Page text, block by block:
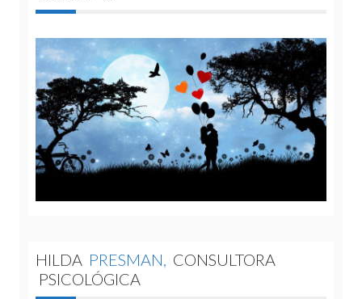
HILDA PRESMAN, CONSULTORA
PSICOLÓGICA